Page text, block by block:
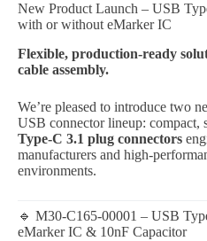
New Product Launch – USB
with or without eMarker IC
Flexible, production-ready
cable assembly.
We’re pleased to introduce two
USB connector lineup: compact,
Type-C 3.1 plug connectors
manufacturers and high-
environments.
🔹 M30-C165-00001 – USB
eMarker IC & 10nF Capacitor